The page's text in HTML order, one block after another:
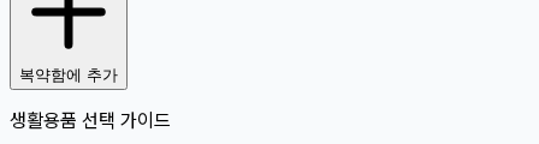
복약함에 추가
생활용품 선택 가이드